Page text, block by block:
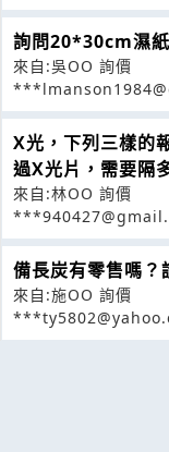
詢問20*30cm濕
來自:吳OO 詢價
X光，下列三樣的
過X光片，需要隔
來自:林OO 詢價
備長炭有零售嗎？
來自:施OO 詢價